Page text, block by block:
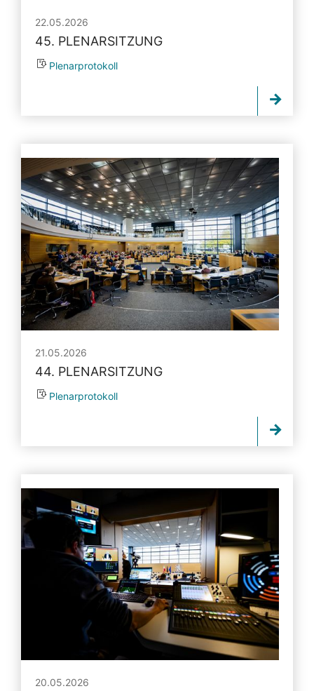
22.05.2026
45. PLENARSITZUNG
Plenarprotokoll
21.05.2026
44. PLENARSITZUNG
Plenarprotokoll
20.05.2026